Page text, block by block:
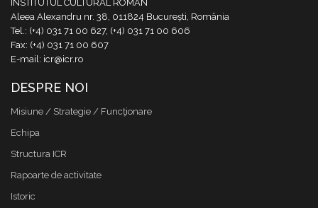
INSTITUTUL CULTURAL ROMÂN
Aleea Alexandru nr. 38, 011824 București, România
Tel.: (+4) 031 71 00 627, (+4) 031 71 00 606
Fax: (+4) 031 71 00 607
E-mail: icr@icr.ro
DESPRE NOI
Misiune / Strategie / Funcţionare
Echipa
Structura ICR
Rapoarte de activitate
Istoric